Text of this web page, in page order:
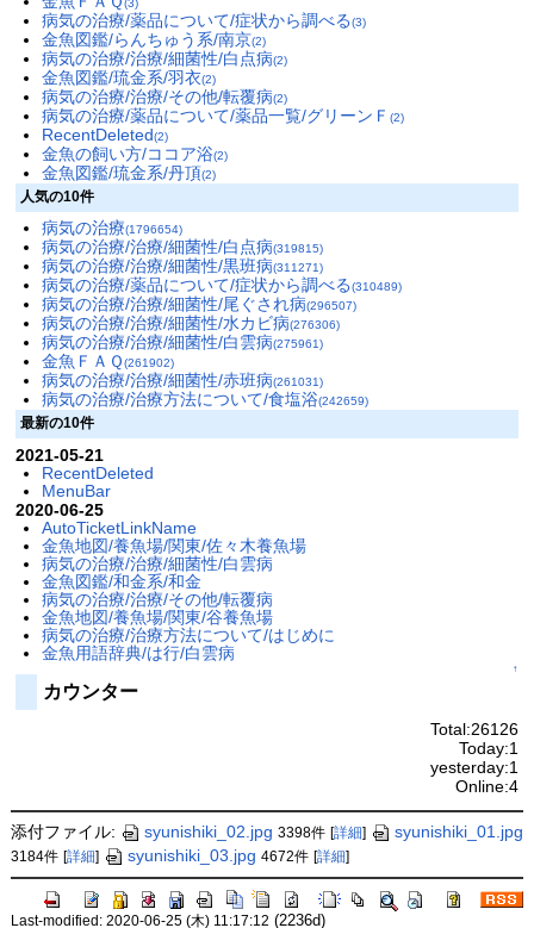
病気の治療/薬品について/症状から調べる(3)
金魚図鑑/らんちゅう系/南京(2)
病気の治療/治療/細菌性/白点病(2)
金魚図鑑/琉金系/羽衣(2)
病気の治療/治療/その他/転覆病(2)
病気の治療/薬品について/薬品一覧/グリーンＦ (2)
RecentDeleted(2)
金魚の飼い方/ココア浴(2)
金魚図鑑/琉金系/丹頂(2)
人気の10件
病気の治療(1796654)
病気の治療/治療/細菌性/白点病(319815)
病気の治療/治療/細菌性/黒班病(311271)
病気の治療/薬品について/症状から調べる(310489)
病気の治療/治療/細菌性/尾ぐされ病(296507)
病気の治療/治療/細菌性/水カビ病(276306)
病気の治療/治療/細菌性/白雲病(275961)
金魚ＦＡＱ(261902)
病気の治療/治療/細菌性/赤班病(261031)
病気の治療/治療方法について/食塩浴(242659)
最新の10件
2021-05-21
RecentDeleted
MenuBar
2020-06-25
AutoTicketLinkName
金魚地図/養魚場/関東/佐々木養魚場
病気の治療/治療/細菌性/白雲病
金魚図鑑/和金系/和金
病気の治療/治療/その他/転覆病
金魚地図/養魚場/関東/谷養魚場
病気の治療/治療方法について/はじめに
金魚用語辞典/は行/白雲病
↑
カウンター
Total:26126
Today:1
yesterday:1
Online:4
添付ファイル: syunishiki_02.jpg 3398件 [詳細] syunishiki_01.jpg
3184件 [詳細] syunishiki_03.jpg 4672件 [詳細]
Last-modified: 2020-06-25 (木) 11:17:12 (2236d)